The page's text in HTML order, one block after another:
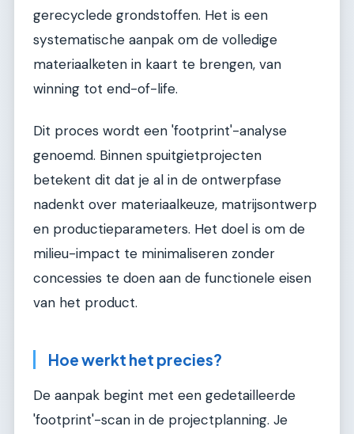
gerecyclede grondstoffen. Het is een
systematische aanpak om de volledige
materiaalketen in kaart te brengen, van
winning tot end-of-life.
Dit proces wordt een 'footprint'-analyse
genoemd. Binnen spuitgietprojecten
betekent dit dat je al in de ontwerpfase
nadenkt over materiaalkeuze, matrijsontwerp
en productieparameters. Het doel is om de
milieu-impact te minimaliseren zonder
concessies te doen aan de functionele eisen
van het product.
Hoe werkt het precies?
De aanpak begint met een gedetailleerde
'footprint'-scan in de projectplanning. Je